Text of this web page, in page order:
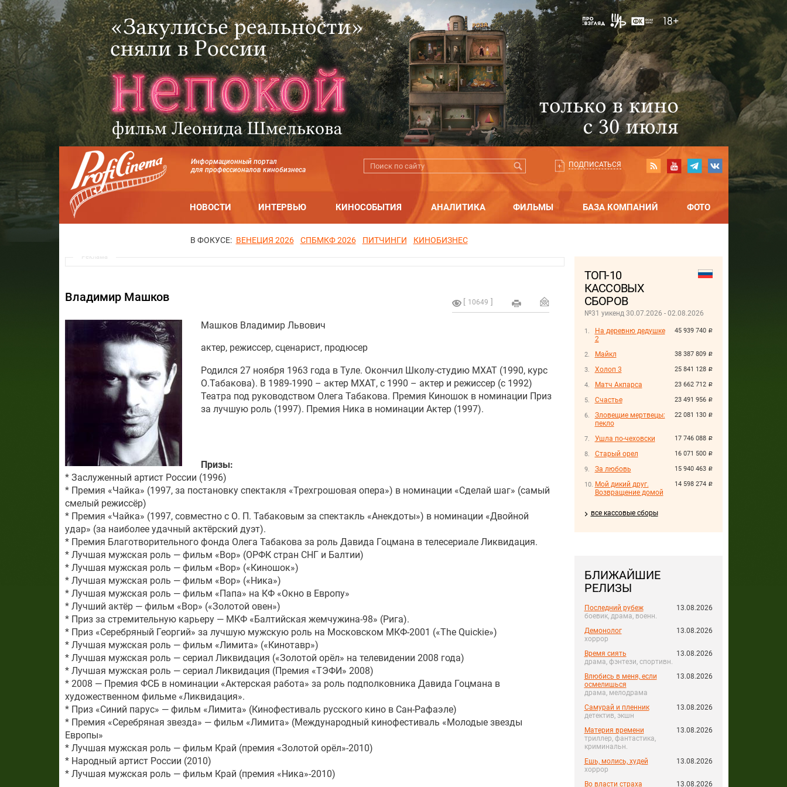
Информационный портал
для профессионалов кинобизнеса
ПОДПИСАТЬСЯ
НОВОСТИ ИНТЕРВЬЮ КИНОСОБЫТИЯ АНАЛИТИКА ФИЛЬМЫ БАЗА КОМПАНИЙ ФОТО
В ФОКУСЕ: ВЕНЕЦИЯ 2026 СПБМКФ 2026 ПИТЧИНГИ КИНОБИЗНЕС
ТОП-10
КАССОВЫХ
СБОРОВ
№31 уикенд 30.07.2026 - 02.08.2026
45 939 740 руб.
На деревню дедушке
2
38 387 809 руб.
Майкл
25 841 128 руб.
Холоп 3
23 662 712 руб.
Матч Акпарса
23 491 956 руб.
Счастье
22 081 130 руб.
Зловещие мертвецы:
пекло
17 746 088 руб.
Ушла по-чеховски
16 071 500 руб.
Старый орел
15 940 463 руб.
За любовь
14 598 274 руб.
Мой дикий друг.
Возвращение домой
все кассовые сборы
БЛИЖАЙШИЕ
РЕЛИЗЫ
Последний рубеж
боевик, драма, военн.
13.08.2026
Демонолог
хоррор
13.08.2026
Время сиять
драма, фэнтези, спортивн.
13.08.2026
Влюбись в меня, если
осмелишься
драма, мелодрама
13.08.2026
Самурай и пленник
детектив, экшн
13.08.2026
Материя времени
триллер, фантастика,
криминальн.
13.08.2026
Ешь, молись, худей
хоррор
13.08.2026
Во власти страха
13.08.2026
Реклама
10649
Владимир Машков
Машков Владимир Львович
актер, режиссер, сценарист, продюсер
Родился 27 ноября 1963 года в Туле. Окончил Школу-студию МХАТ (1990, курс
О.Табакова). В 1989-1990 – актер МХАТ, с 1990 – актер и режиссер (с 1992)
Театра под руководством Олега Табакова. Премия Киношок в номинации Приз
за лучшую роль (1997). Премия Ника в номинации Актер (1997).
Призы:
* Заслуженный артист России (1996)
* Премия «Чайка» (1997, за постановку спектакля «Трехгрошовая опера») в номинации «Сделай шаг» (самый
смелый режиссёр)
* Премия «Чайка» (1997, совместно с О. П. Табаковым за спектакль «Анекдоты») в номинации «Двойной
удар» (за наиболее удачный актёрский дуэт).
* Премия Благотворительного фонда Олега Табакова за роль Давида Гоцмана в телесериале Ликвидация.
* Лучшая мужская роль — фильм «Вор» (ОРФК стран СНГ и Балтии)
* Лучшая мужская роль — фильм «Вор» («Киношок»)
* Лучшая мужская роль — фильм «Вор» («Ника»)
* Лучшая мужская роль — фильм «Папа» на КФ «Окно в Европу»
* Лучший актёр — фильм «Вор» («Золотой овен»)
* Приз за стремительную карьеру — МКФ «Балтийская жемчужина-98» (Рига).
* Приз «Серебряный Георгий» за лучшую мужскую роль на Московском МКФ-2001 («The Quickie»)
* Лучшая мужская роль — фильм «Лимита» («Кинотавр»)
* Лучшая мужская роль — сериал Ликвидация («Золотой орёл» на телевидении 2008 года)
* Лучшая мужская роль — сериал Ликвидация (Премия «ТЭФИ» 2008)
* 2008 — Премия ФСБ в номинации «Актерская работа» за роль подполковника Давида Гоцмана в
художественном фильме «Ликвидация».
* Приз «Синий парус» — фильм «Лимита» (Кинофестиваль русского кино в Сан-Рафаэле)
* Премия «Серебряная звезда» — фильм «Лимита» (Международный кинофестиваль «Молодые звезды
Европы»
* Лучшая мужская роль — фильм Край (премия «Золотой орёл»-2010)
* Народный артист России (2010)
* Лучшая мужская роль — фильм Край (премия «Ника»-2010)